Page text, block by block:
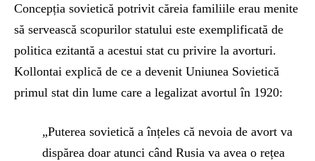
Concepția sovietică potrivit căreia familiile erau menite
să servească scopurilor statului este exemplificată de
politica ezitantă a acestui stat cu privire la avorturi.
Kollontai explică de ce a devenit Uniunea Sovietică
primul stat din lume care a legalizat avortul în 1920:
„Puterea sovietică a înțeles că nevoia de avort va
dispărea doar atunci când Rusia va avea o rețea